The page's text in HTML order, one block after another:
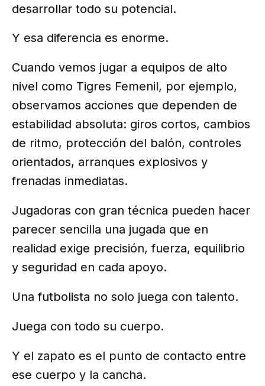
desarrollar todo su potencial.
Y esa diferencia es enorme.
Cuando vemos jugar a equipos de alto
nivel como Tigres Femenil, por ejemplo,
observamos acciones que dependen de
estabilidad absoluta: giros cortos, cambios
de ritmo, protección del balón, controles
orientados, arranques explosivos y
frenadas inmediatas.
Jugadoras con gran técnica pueden hacer
parecer sencilla una jugada que en
realidad exige precisión, fuerza, equilibrio
y seguridad en cada apoyo.
Una futbolista no solo juega con talento.
Juega con todo su cuerpo.
Y el zapato es el punto de contacto entre
ese cuerpo y la cancha.